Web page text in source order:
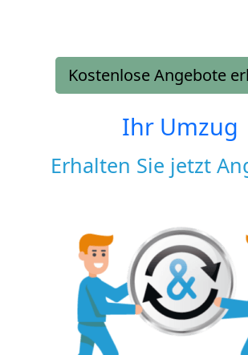
Kostenlose Angebote
Ihr Umzug
Erhalten Sie jetzt